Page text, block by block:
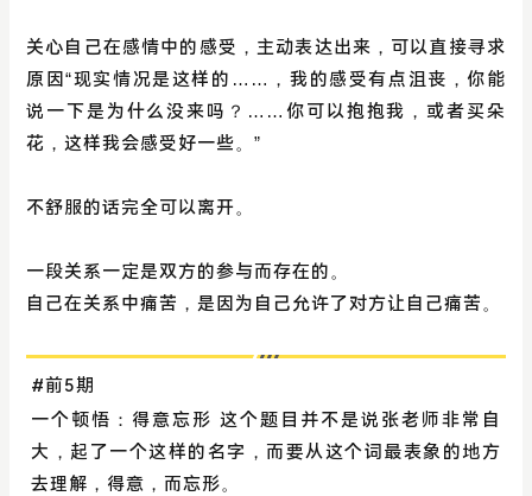
关心自己在感情中的感受，主动表达出来，可以直接寻求
原因“现实情况是这样的……，我的感受有点沮丧，你能
说一下是为什么没来吗？……你可以抱抱我，或者买朵
花，这样我会感受好一些。”
不舒服的话完全可以离开。
一段关系一定是双方的参与而存在的。
自己在关系中痛苦，是因为自己允许了对方让自己痛苦。
#前5期
一个顿悟：得意忘形 这个题目并不是说张老师非常自
大，起了一个这样的名字，而要从这个词最表象的地方
去理解，得意，而忘形。